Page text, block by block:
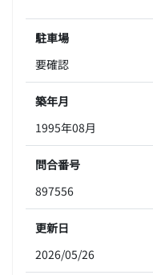
駐車場
要確認
築年月
1995年08月
問合番号
897556
更新日
2026/05/26